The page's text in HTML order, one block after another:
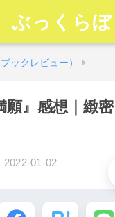
ぶっくらぼ
ックレビュー）
願』感想｜緻
2022-01-02